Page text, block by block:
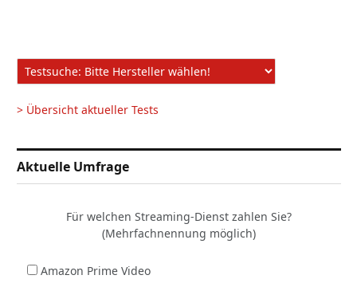
> Übersicht aktueller Tests
Aktuelle Umfrage
Für welchen Streaming-Dienst zahlen Sie?
(Mehrfachnennung möglich)
Amazon Prime Video